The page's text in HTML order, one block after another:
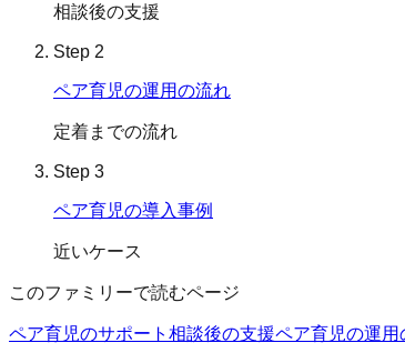
相談後の支援
Step 2
ペア育児の運用の流れ
定着までの流れ
Step 3
ペア育児の導入事例
近いケース
このファミリーで読むページ
ペア育児のサポート 相談後の支援ペア育児の運用